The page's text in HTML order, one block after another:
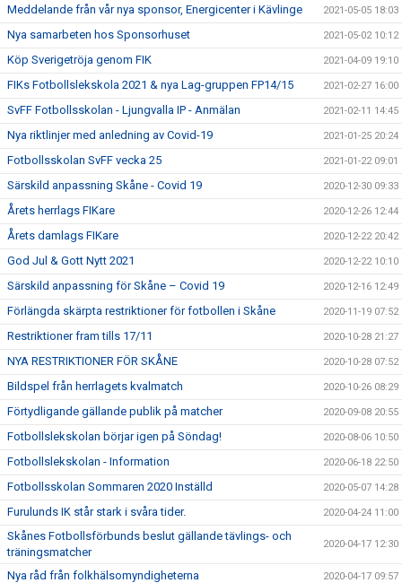
Meddelande från vår nya sponsor, Energicenter i Kävlinge 2021-05-05 18:03
Nya samarbeten hos Sponsorhuset 2021-05-02 10:12
Köp Sverigetröja genom FIK 2021-04-09 19:10
FIKs Fotbollslekskola 2021 & nya Lag-gruppen FP14/15 2021-02-27 16:00
SvFF Fotbollsskolan - Ljungvalla IP - Anmälan 2021-02-11 14:45
Nya riktlinjer med anledning av Covid-19 2021-01-25 20:24
Fotbollsskolan SvFF vecka 25 2021-01-22 09:01
Särskild anpassning Skåne - Covid 19 2020-12-30 09:33
Årets herrlags FIKare 2020-12-26 12:44
Årets damlags FIKare 2020-12-22 20:42
God Jul & Gott Nytt 2021 2020-12-22 10:10
Särskild anpassning för Skåne – Covid 19 2020-12-16 12:49
Förlängda skärpta restriktioner för fotbollen i Skåne 2020-11-19 07:52
Restriktioner fram tills 17/11 2020-10-28 21:27
NYA RESTRIKTIONER FÖR SKÅNE 2020-10-28 07:52
Bildspel från herrlagets kvalmatch 2020-10-26 08:29
Förtydligande gällande publik på matcher 2020-09-08 20:55
Fotbollslekskolan börjar igen på Söndag! 2020-08-06 10:50
Fotbollslekskolan - Information 2020-06-18 22:50
Fotbollsskolan Sommaren 2020 Inställd 2020-05-07 14:28
Furulunds IK står stark i svåra tider. 2020-04-24 11:00
Skånes Fotbollsförbunds beslut gällande tävlings- och
träningsmatcher
2020-04-17 12:30
Nya råd från folkhälsomyndigheterna 2020-04-17 09:57